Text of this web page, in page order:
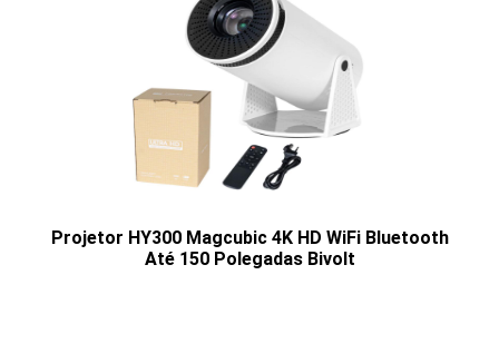
Projetor HY300 Magcubic 4K HD WiFi Bluetooth
Até 150 Polegadas Bivolt